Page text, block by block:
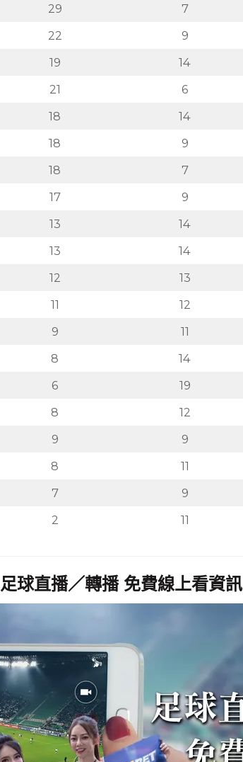
29 7
22 9
19 14
21 6
18 14
18 9
18 7
17 9
13 14
13 14
12 13
11 12
9 11
8 14
6 19
8 12
9 9
8 11
7 9
2 11
足球直播／轉播 免費線上看資訊